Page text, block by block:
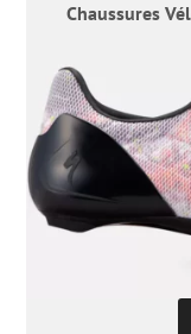
Chaussures